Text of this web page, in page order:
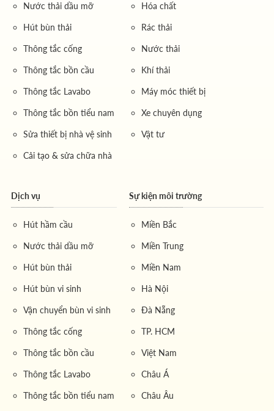
Nước thải dầu mỡ
Hút bùn thải
Thông tắc cống
Thông tắc bồn cầu
Thông tắc Lavabo
Thông tắc bồn tiểu nam
Sửa thiết bị nhà vệ sinh
Cải tạo & sửa chữa nhà
Hóa chất
Rác thải
Nước thải
Khí thải
Máy móc thiết bị
Xe chuyên dụng
Vật tư
Dịch vụ
Hút hầm cầu
Nước thải dầu mỡ
Hút bùn thải
Hút bùn vi sinh
Vận chuyển bùn vi sinh
Thông tắc cống
Thông tắc bồn cầu
Thông tắc Lavabo
Thông tắc bồn tiểu nam
Sự kiện môi trường
Miền Bắc
Miền Trung
Miền Nam
Hà Nội
Đà Nẵng
TP. HCM
Việt Nam
Châu Á
Châu Âu